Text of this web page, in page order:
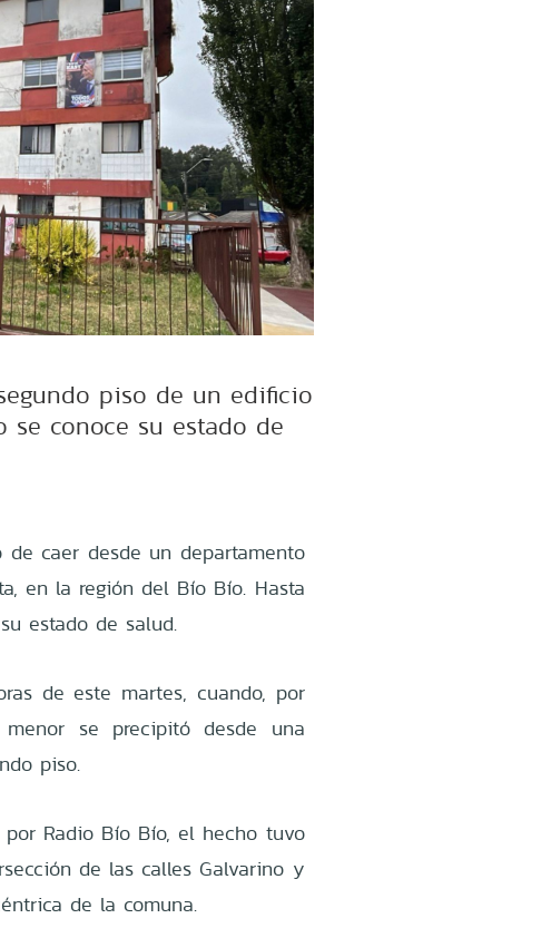
piso de un edificio
conoce su estado de
caer desde un departamento
en la región del Bío Bío. Hasta
estado de salud.
de este martes, cuando, por
se precipitó desde una
piso.
Radio Bío Bío, el hecho tuvo
de las calles Galvarino y
de la comuna.